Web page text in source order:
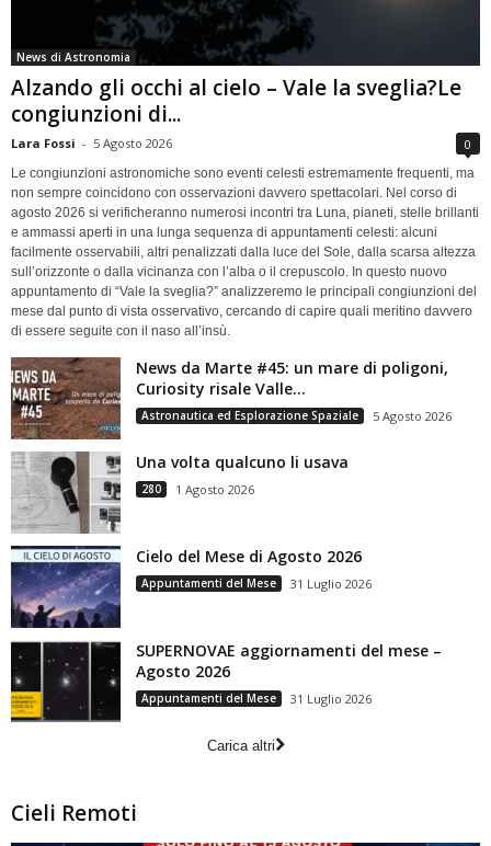
News di Astronomia
Alzando gli occhi al cielo – Vale la sveglia?Le
congiunzioni di...
Lara Fossi - 5 Agosto 2026 0
Le congiunzioni astronomiche sono eventi celesti estremamente frequenti, ma
non sempre coincidono con osservazioni davvero spettacolari. Nel corso di
agosto 2026 si verificheranno numerosi incontri tra Luna, pianeti, stelle brillanti
e ammassi aperti in una lunga sequenza di appuntamenti celesti: alcuni
facilmente osservabili, altri penalizzati dalla luce del Sole, dalla scarsa altezza
sull’orizzonte o dalla vicinanza con l’alba o il crepuscolo. In questo nuovo
appuntamento di “Vale la sveglia?” analizzeremo le principali congiunzioni del
mese dal punto di vista osservativo, cercando di capire quali meritino davvero
di essere seguite con il naso all’insù.
News da Marte #45: un mare di poligoni,
Curiosity risale Valle...
Astronautica ed Esplorazione Spaziale 5 Agosto 2026
Una volta qualcuno li usava
280 1 Agosto 2026
Cielo del Mese di Agosto 2026
Appuntamenti del Mese 31 Luglio 2026
SUPERNOVAE aggiornamenti del mese –
Agosto 2026
Appuntamenti del Mese 31 Luglio 2026
Carica altri
Cieli Remoti